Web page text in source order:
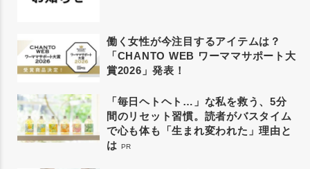
働く女性が今注目するアイテムは？
「CHANTO WEB ワーママサポート大
賞2026」発表！
「毎日ヘトヘト…」な私を救う、5分
間のリセット習慣。読者がバスタイム
で心も体も「生まれ変われた」理由と
は
PR